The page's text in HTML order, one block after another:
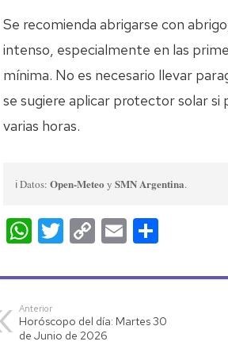
Se recomienda abrigarse con
intenso, especialmente en las
mínima. No es necesario llevar
se sugiere aplicar protector solar
varias horas.
ℹ️ Datos: Open-Meteo y SMN Argentina.
W
h
at
s
A
T
wi
tt
C
o
p
Li
E
m
ail m
ar
Anterior
Horóscopo del día: Martes 30
de Junio de 2026